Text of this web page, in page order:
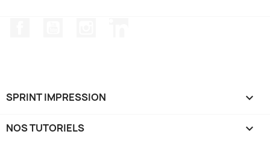
SPRINT IMPRESSION 
NOS TUTORIELS 